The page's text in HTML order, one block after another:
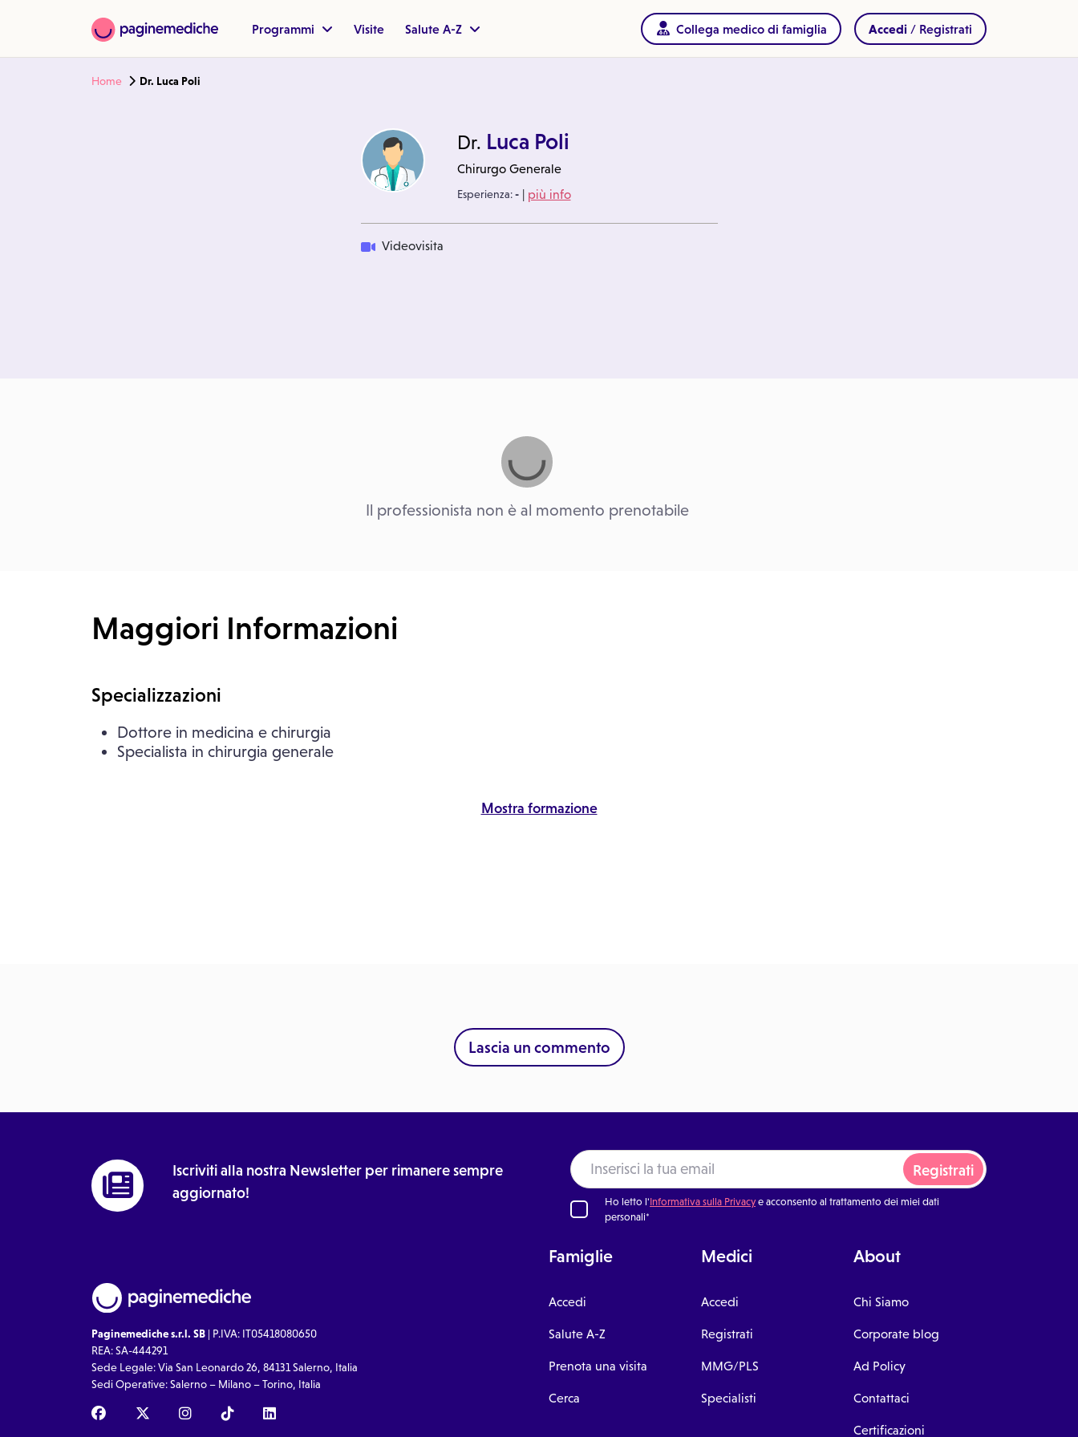
Programmi Visite Salute A-Z Collega medico di famiglia Accedi / Registrati
Home Dr. Luca Poli
Dr. Luca Poli
Chirurgo Generale
Esperienza:-| più info
Videovisita
Il professionista non è al momento prenotabile
Maggiori Informazioni
Specializzazioni
Dottore in medicina e chirurgia
Specialista in chirurgia generale
Mostra formazione
Lascia un commento
Iscriviti alla nostra Newsletter per rimanere sempre
aggiornato!
Registrati
Ho letto l'Informativa sulla Privacye acconsento al trattamento dei miei dati
personali*
Paginemediche s.r.l. SB | P.IVA: IT05418080650
REA: SA-444291
Sede Legale: Via San Leonardo 26, 84131 Salerno, Italia
Sedi Operative: Salerno – Milano – Torino, Italia
Famiglie
Accedi
Salute A-Z
Prenota una visita
Cerca
Medici
Accedi
Registrati
MMG/PLS
Specialisti
About
Chi Siamo
Corporate blog
Ad Policy
Contattaci
Certificazioni